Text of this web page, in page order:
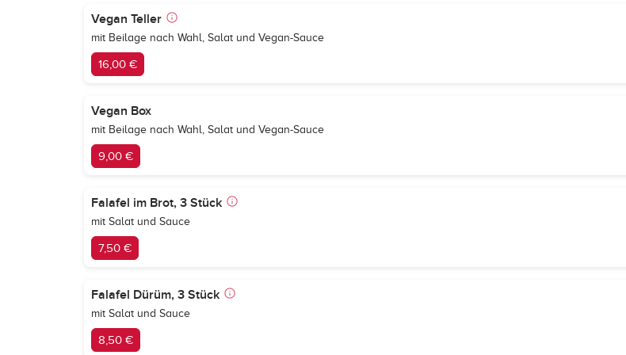
Vegan Teller
mit Beilage nach Wahl, Salat und Vegan-Sauce
16,00 €
Vegan Box
mit Beilage nach Wahl, Salat und Vegan-Sauce
9,00 €
Falafel im Brot, 3 Stück
mit Salat und Sauce
7,50 €
Falafel Dürüm, 3 Stück
mit Salat und Sauce
8,50 €